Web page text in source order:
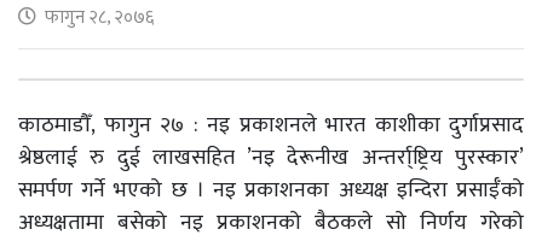
फागुन २८, २०७६
काठमाडौँ, फागुन २७ : नइ प्रकाशनले भारत काशीका दुर्गाप्रसाद
श्रेष्ठलाई रु दुई लाखसहित ’नइ देरूनीख अन्तर्रा्ष्ट्रिय पुरस्कार’
समर्पण गर्ने भएको छ । नइ प्रकाशनका अध्यक्ष इन्दिरा प्रसाईँको
अध्यक्षतामा बसेको नइ प्रकाशनको बैठकले सो निर्णय गरेको